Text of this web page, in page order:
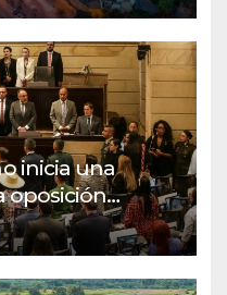
inicia una
oposición
reformas